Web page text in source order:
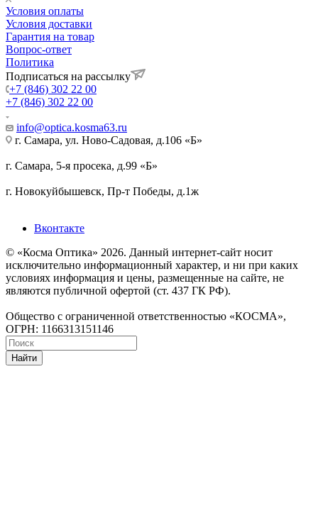
Условия оплаты
Условия доставки
Гарантия на товар
Вопрос-ответ
Политика
Подписаться на рассылку
+7 (846) 302 22 00
+7 (846) 302 22 00
info@optica.kosma63.ru
г. Самара, ул. Ново-Садовая, д.106 «Б»
г. Самара, 5-я просека, д.99 «Б»
г. Новокуйбышевск, Пр-т Победы, д.1ж
Вконтакте
© «Косма Оптика» 2026. Данный интернет-сайт носит
исключительно информационный характер, и ни при каких
условиях информация и цены, размещенные на сайте, не
являются публичной офертой (ст. 437 ГК РФ).
Общество с ограниченной ответственностью «КОСМА»,
ОГРН: 1166313151146
Найти